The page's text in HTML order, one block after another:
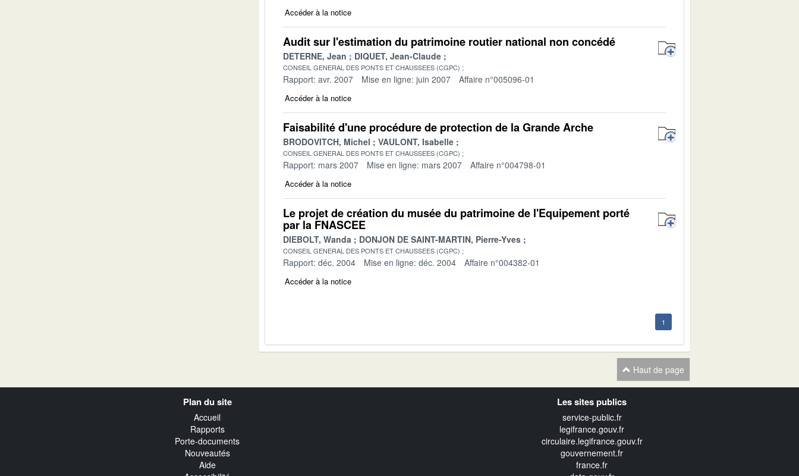
Accéder à la notice
Audit sur l'estimation du patrimoine routier national non concédé
DETERNE, Jean DIQUET, Jean-Claude
CONSEIL GENERAL DES PONTS ET CHAUSSEES (CGPC)
Rapport: avr. 2007 Mise en ligne: juin 2007 Affaire n°005096-01
Accéder à la notice
Faisabilité d'une procédure de protection de la Grande Arche
BRODOVITCH, Michel VAULONT, Isabelle
CONSEIL GENERAL DES PONTS ET CHAUSSEES (CGPC)
Rapport: mars 2007 Mise en ligne: mars 2007 Affaire n°004798-01
Accéder à la notice
Le projet de création du musée du patrimoine de l'Equipement porté
par la FNASCEE
DIEBOLT, Wanda DONJON DE SAINT-MARTIN, Pierre-Yves
CONSEIL GENERAL DES PONTS ET CHAUSSEES (CGPC)
Rapport: déc. 2004 Mise en ligne: déc. 2004 Affaire n°004382-01
Accéder à la notice
1
Haut de page
Plan du site
Accueil
Rapports
Porte-documents
Nouveautés
Aide
Les sites publics
service-public.fr
legifrance.gouv.fr
circulaire.legifrance.gouv.fr
gouvernement.fr
france.fr